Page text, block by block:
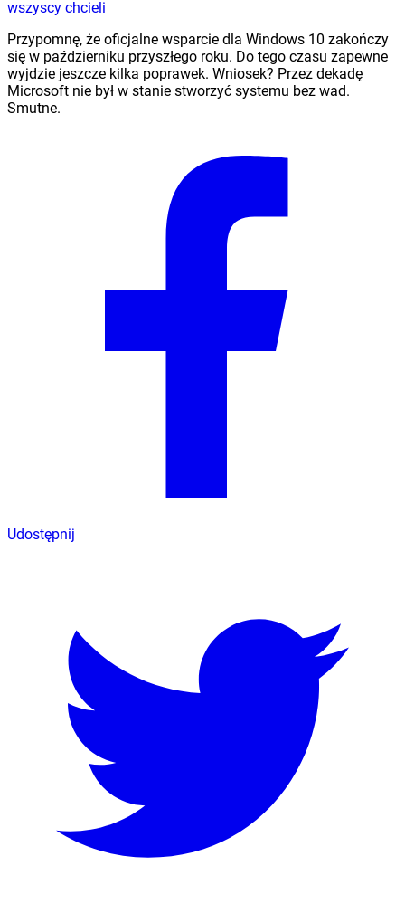
wszyscy chcieli
Przypomnę, że oficjalne wsparcie dla Windows 10 zakończy
się w październiku przyszłego roku. Do tego czasu zapewne
wyjdzie jeszcze kilka poprawek. Wniosek? Przez dekadę
Microsoft nie był w stanie stworzyć systemu bez wad.
Smutne.
Udostępnij